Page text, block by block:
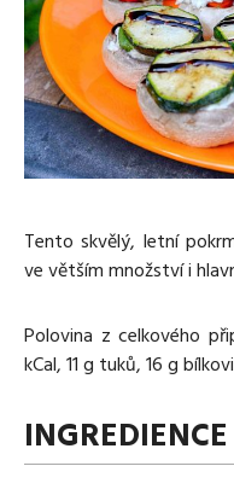
Tento skvělý, letní
ve větším množství i
Polovina z celkového
kCal, 11 g tuků, 16 g